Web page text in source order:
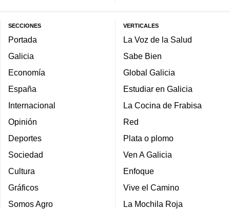
SECCIONES
Portada
Galicia
Economía
España
Internacional
Opinión
Deportes
Sociedad
Cultura
Gráficos
Somos Agro
VERTICALES
La Voz de la Salud
Sabe Bien
Global Galicia
Estudiar en Galicia
La Cocina de Frabisa
Red
Plata o plomo
Ven A Galicia
Enfoque
Vive el Camino
La Mochila Roja